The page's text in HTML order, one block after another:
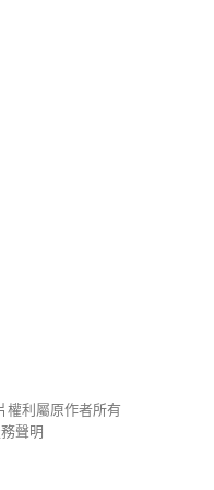
權利屬原作者所有
聲明